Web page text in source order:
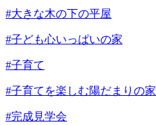
#大きな木の下の平屋
#子ども心いっぱいの家
#子育て
#子育てを楽しむ陽だまりの家
#完成見学会